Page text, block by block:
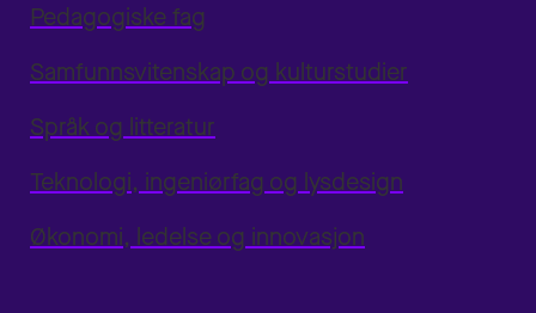
Pedagogiske fag
Samfunnsvitenskap og kulturstudier
Språk og litteratur
Teknologi, ingeniørfag og lysdesign
Økonomi, ledelse og innovasjon